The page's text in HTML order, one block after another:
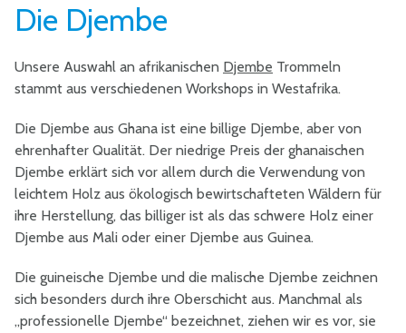
Die Djembe
Unsere Auswahl an afrikanischen Djembe Trommeln
stammt aus verschiedenen Workshops in Westafrika.
Die Djembe aus Ghana ist eine billige Djembe, aber von
ehrenhafter Qualität. Der niedrige Preis der ghanaischen
Djembe erklärt sich vor allem durch die Verwendung von
leichtem Holz aus ökologisch bewirtschafteten Wäldern für
ihre Herstellung, das billiger ist als das schwere Holz einer
Djembe aus Mali oder einer Djembe aus Guinea.
Die guineische Djembe und die malische Djembe zeichnen
sich besonders durch ihre Oberschicht aus. Manchmal als
„professionelle Djembe“ bezeichnet, ziehen wir es vor, sie